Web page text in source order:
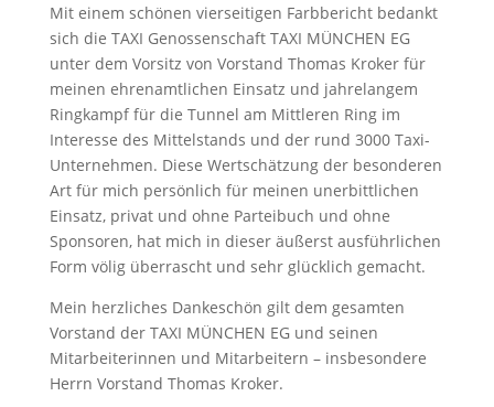
Mit einem schönen vierseitigen Farbbericht bedankt
sich die TAXI Genossenschaft TAXI MÜNCHEN EG
unter dem Vorsitz von Vorstand Thomas Kroker für
meinen ehrenamtlichen Einsatz und jahrelangem
Ringkampf für die Tunnel am Mittleren Ring im
Interesse des Mittelstands und der rund 3000 Taxi-
Unternehmen. Diese Wertschätzung der besonderen
Art für mich persönlich für meinen unerbittlichen
Einsatz, privat und ohne Parteibuch und ohne
Sponsoren, hat mich in dieser äußerst ausführlichen
Form völig überrascht und sehr glücklich gemacht.
Mein herzliches Dankeschön gilt dem gesamten
Vorstand der TAXI MÜNCHEN EG und seinen
Mitarbeiterinnen und Mitarbeitern – insbesondere
Herrn Vorstand Thomas Kroker.